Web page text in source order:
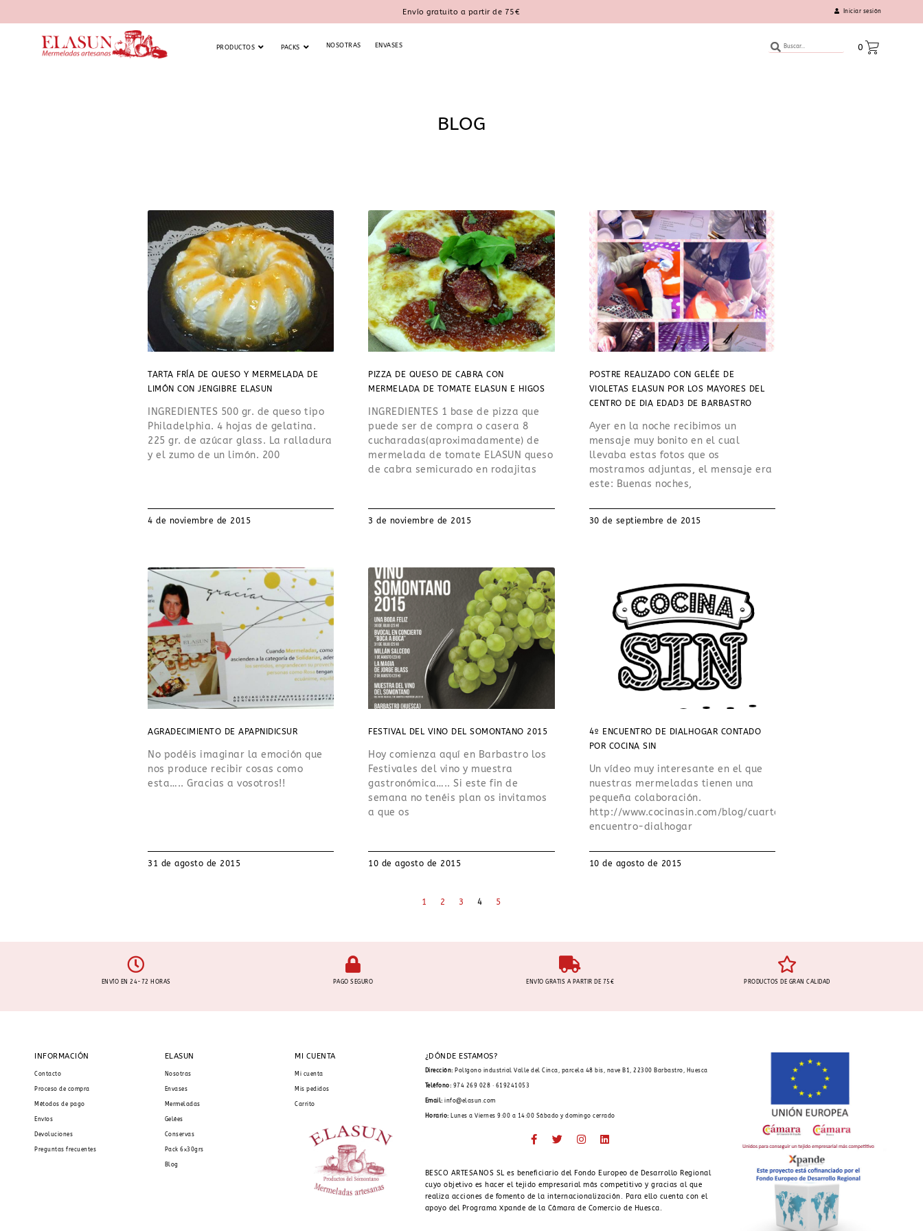
Envío gratuito a partir de 75€ Iniciar sesión
PRODUCTOS PACKS NOSOTRAS ENVASES 0
BLOG
TARTA FRÍA DE QUESO Y MERMELADA DE
LIMÓN CON JENGIBRE ELASUN
INGREDIENTES 500 gr. de queso tipo
Philadelphia. 4 hojas de gelatina.
225 gr. de azúcar glass. La ralladura
y el zumo de un limón. 200
4 de noviembre de 2015
PIZZA DE QUESO DE CABRA CON
MERMELADA DE TOMATE ELASUN E HIGOS
INGREDIENTES 1 base de pizza que
puede ser de compra o casera 8
cucharadas(aproximadamente) de
mermelada de tomate ELASUN queso
de cabra semicurado en rodajitas
3 de noviembre de 2015
POSTRE REALIZADO CON GELÉE DE
VIOLETAS ELASUN POR LOS MAYORES DEL
CENTRO DE DIA EDAD3 DE BARBASTRO
Ayer en la noche recibimos un
mensaje muy bonito en el cual
llevaba estas fotos que os
mostramos adjuntas, el mensaje era
este: Buenas noches,
30 de septiembre de 2015
AGRADECIMIENTO DE APAPNIDICSUR
No podéis imaginar la emoción que
nos produce recibir cosas como
esta….. Gracias a vosotros!!
31 de agosto de 2015
FESTIVAL DEL VINO DEL SOMONTANO 2015
Hoy comienza aquí en Barbastro los
Festivales del vino y muestra
gastronómica….. Si este fin de
semana no tenéis plan os invitamos
a que os
10 de agosto de 2015
4º ENCUENTRO DE DIALHOGAR CONTADO
POR COCINA SIN
Un vídeo muy interesante en el que
nuestras mermeladas tienen una
pequeña colaboración.
http://www.cocinasin.com/blog/cuarto-
encuentro-dialhogar
10 de agosto de 2015
1 2 3 4 5
ENVÍO EN 24-72 HORAS PAGO SEGURO ENVÍO GRATIS A PARTIR DE 75€ PRODUCTOS DE GRAN CALIDAD
INFORMACIÓN
Contacto
Proceso de compra
Métodos de pago
Envíos
Devoluciones
Preguntas frecuentes
ELASUN
Nosotras
Envases
Mermeladas
Gelées
Conservas
Pack 6x30grs
Blog
MI CUENTA
Mi cuenta
Mis pedidos
Carrito
¿DÓNDE ESTAMOS?
Dirección: Polígono industrial Valle del Cinca, parcela 48 bis, nave B1, 22300 Barbastro, Huesca
Teléfono: 974 269 028 · 619241053
Email:info@elasun.com
Horario: Lunes a Viernes 9:00 a 14:00 Sábado y domingo cerrado
BESCO ARTESANOS SL es beneficiario del Fondo Europeo de Desarrollo Regional
cuyo objetivo es hacer el tejido empresarial más competitivo y gracias al que
realiza acciones de fomento de la internacionalización. Para ello cuenta con el
apoyo del Programa Xpande de la Cámara de Comercio de Huesca.